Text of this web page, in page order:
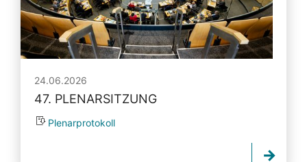
24.06.2026
47. PLENARSITZUNG
Plenarprotokoll